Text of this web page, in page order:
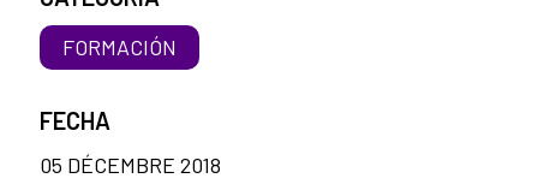
FORMACIÓN
FECHA
05 DÉCEMBRE 2018